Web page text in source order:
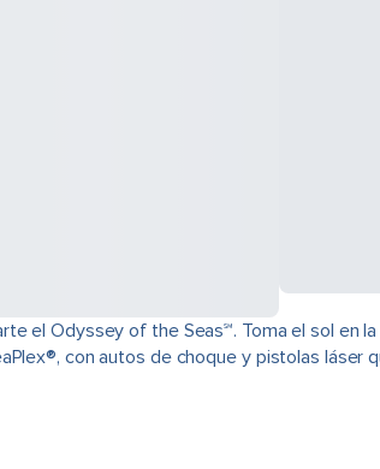
el Odyssey of the Seas℠. Toma el sol en
con autos de choque y pistolas